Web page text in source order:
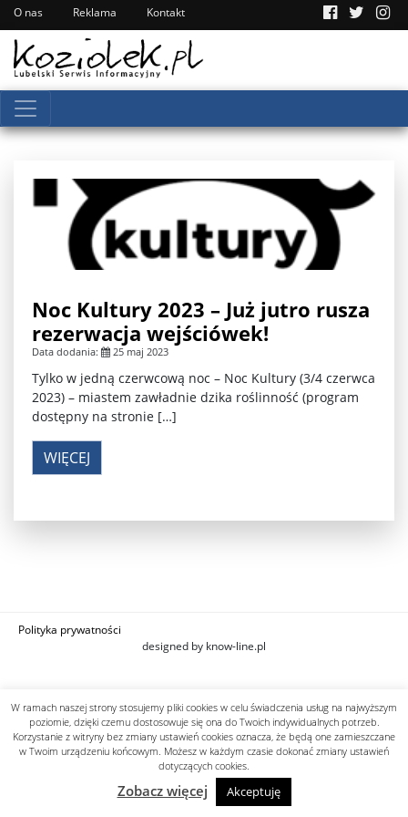
O nas Reklama Kontakt
Noc Kultury 2023 – Już jutro rusza
rezerwacja wejściówek!
Data dodania: 25 maj 2023
Tylko w jedną czerwcową noc – Noc Kultury (3/4 czerwca
2023) – miastem zawładnie dzika roślinność (program
dostępny na stronie […]
WIĘCEJ
Polityka prywatności
designed by know-line.pl
W ramach naszej strony stosujemy pliki cookies w celu świadczenia usług na najwyższym
poziomie, dzięki czemu dostosowuje się ona do Twoich indywidualnych potrzeb.
Korzystanie z witryny bez zmiany ustawień cookies oznacza, że będą one zamieszczane
w Twoim urządzeniu końcowym. Możesz w każdym czasie dokonać zmiany ustawień
dotyczących cookies.
Zobacz więcej Akceptuję